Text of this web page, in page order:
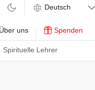
Spirituelle Lehrer
Über uns Spenden